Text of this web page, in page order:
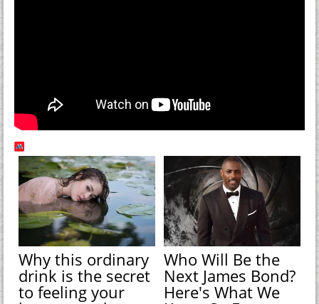
Why this ordinary
drink is the secret
to feeling your
Who Will Be the
Next James Bond?
Here's What We